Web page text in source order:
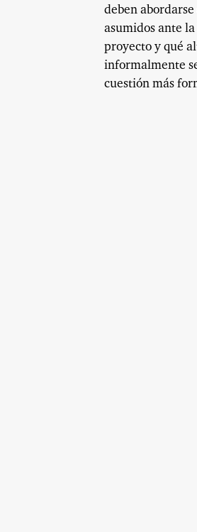
deben
asumidos ante
proyecto y qué
informalmente
cuestión más